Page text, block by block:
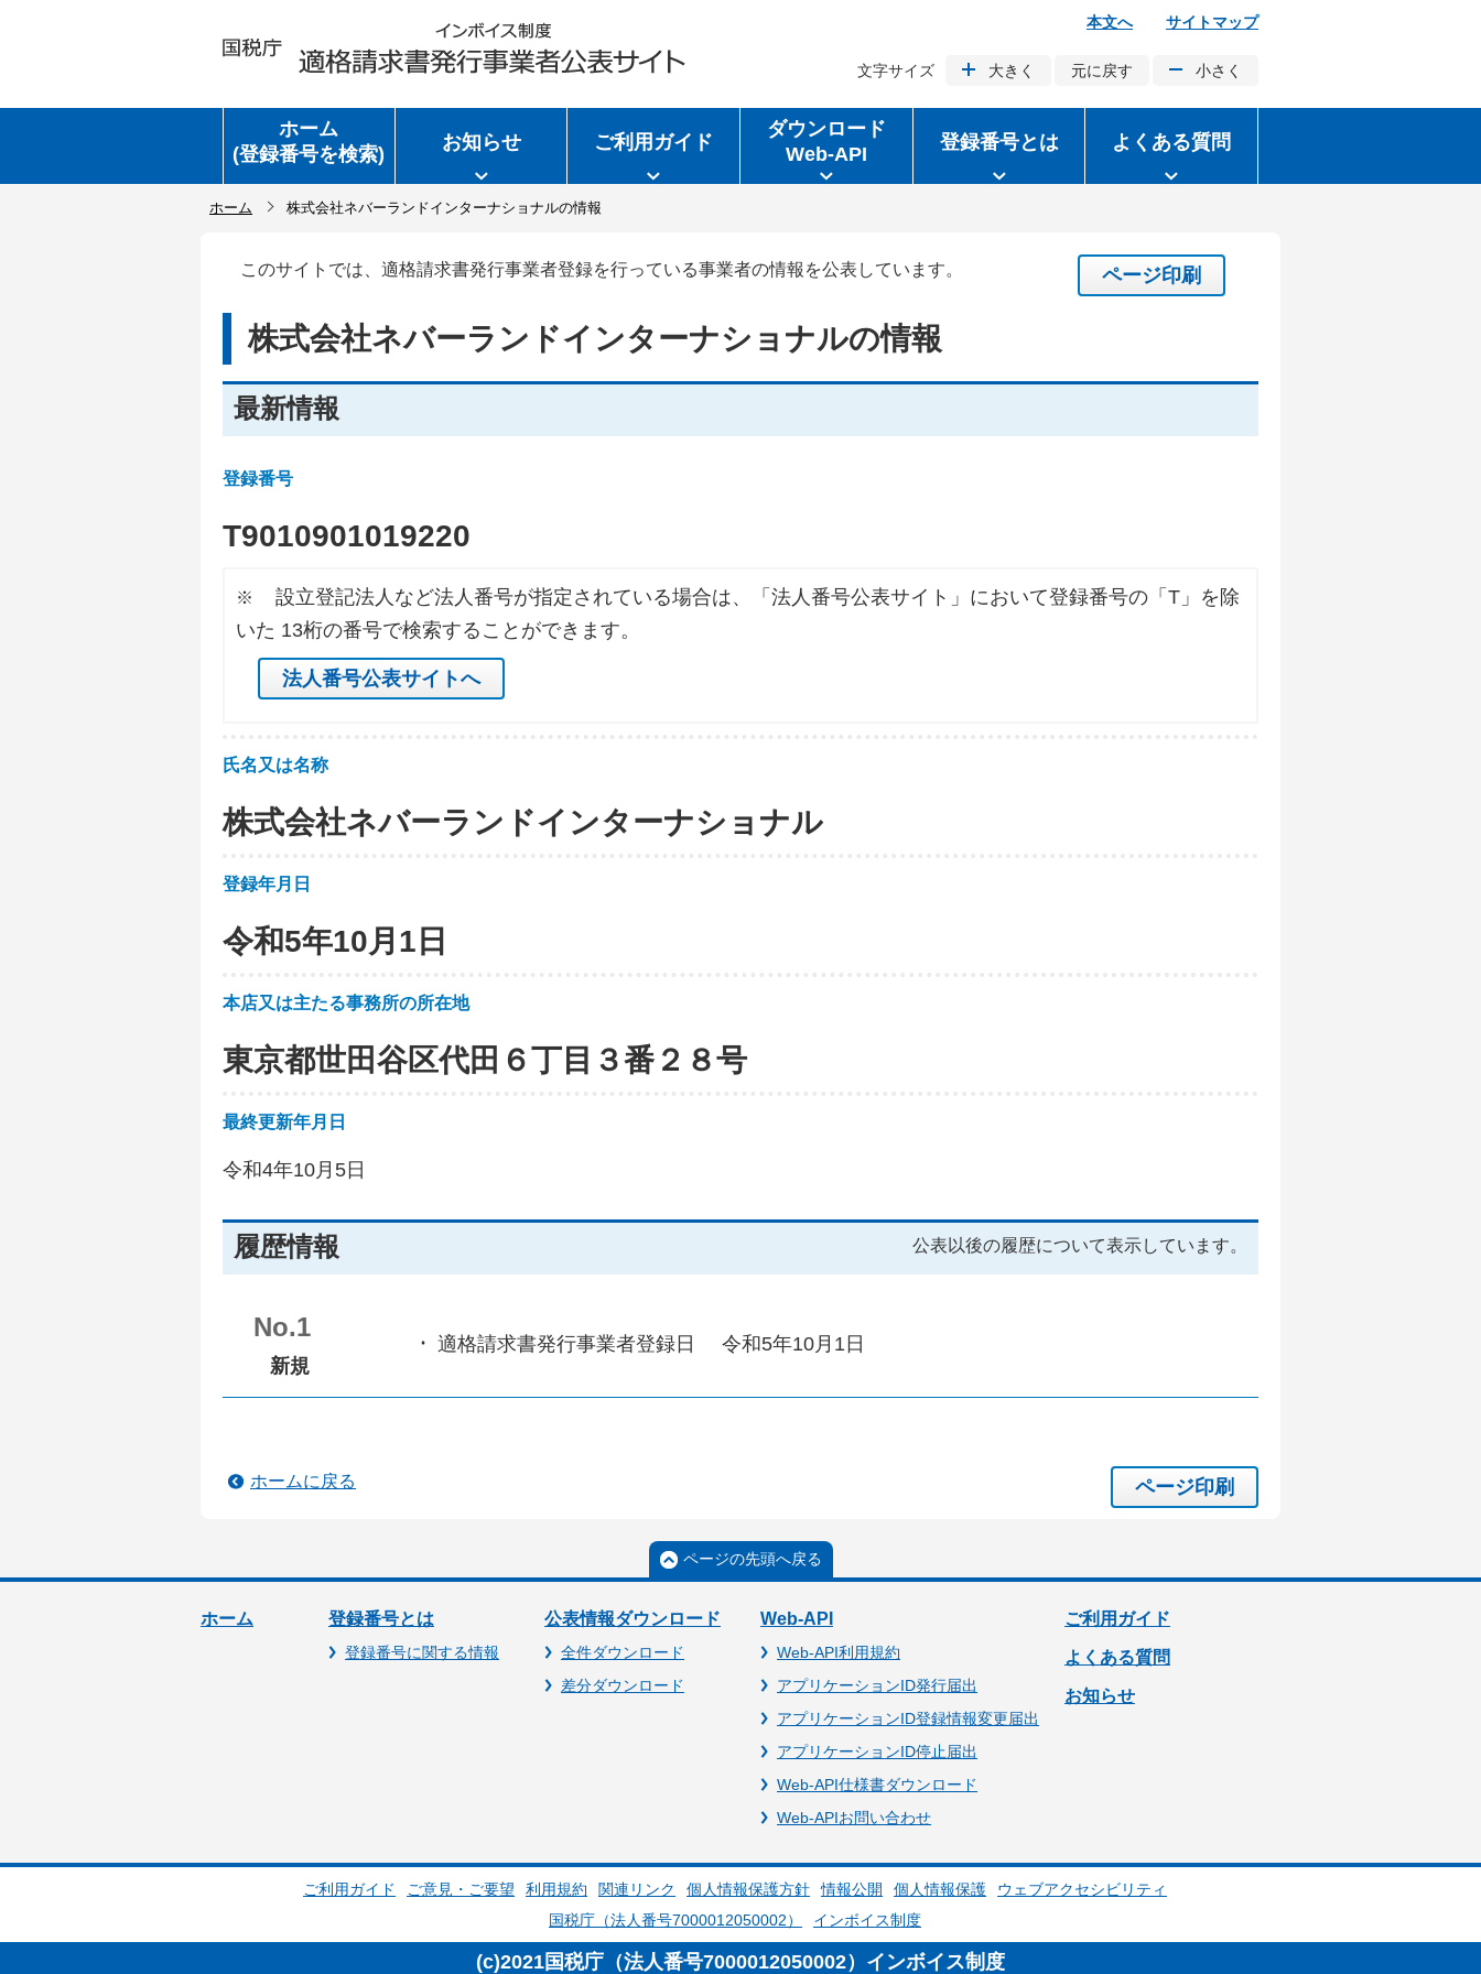
本文へ サイトマップ
文字サイズ 大きく 元に戻す 小さく
ホーム
(登録番号を検索)
お知らせ ご利用ガイド
ダウンロード
Web-API
登録番号とは よくある質問
ホーム 株式会社ネバーランドインターナショナルの情報
このサイトでは、適格請求書発行事業者登録を行っている事業者の情報を公表しています。 ページ印刷
株式会社ネバーランドインターナショナルの情報
最新情報
登録番号
T9010901019220
※
設立登記法人など法人番号が指定されている場合は、「法人番号公表サイト」において登録番号の「T」を除
いた 13桁の番号で検索することができます。
法人番号公表サイトへ
氏名又は名称
株式会社ネバーランドインターナショナル
登録年月日
令和5年10月1日
本店又は主たる事務所の所在地
東京都世田谷区代田６丁目３番２８号
最終更新年月日
令和4年10月5日
履歴情報 公表以後の履歴について表示しています。
No.1
新規
適格請求書発行事業者登録日 令和5年10月1日
ページ印刷
ホームに戻る
ページの先頭へ戻る
ホーム 登録番号とは
登録番号に関する情報
公表情報ダウンロード
全件ダウンロード
差分ダウンロード
Web-API
Web-API利用規約
アプリケーションID発行届出
アプリケーションID登録情報変更届出
アプリケーションID停止届出
Web-API仕様書ダウンロード
Web-APIお問い合わせ
ご利用ガイド
よくある質問
お知らせ
ご利用ガイド ご意見・ご要望 利用規約 関連リンク 個人情報保護方針 情報公開 個人情報保護
ウェブアクセシビリティ
国税庁（法人番号7000012050002）
インボイス制度
(c)2021国税庁（法人番号7000012050002）インボイス制度